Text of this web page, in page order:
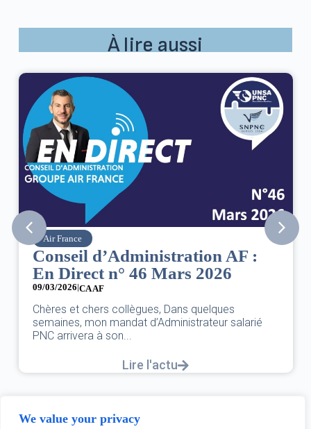
We value your privacy
À lire aussi
Air France
Conseil d’Administration AF :
En Direct n° 46 Mars 2026
09/03/2026|CA AF
Chères et chers collègues, Dans quelques
semaines, mon mandat d’Administrateur salarié
PNC arrivera à son...
Lire l'actu